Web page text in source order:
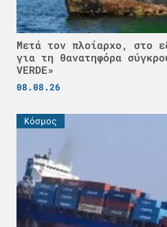
Μετά τον πλοίαρχο, στο
για τη θανατηφόρα
VERDE»
08.08.26
Κόσμος